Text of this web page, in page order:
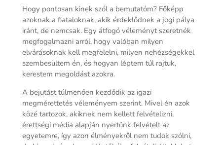
Hogy pontosan kinek szól a bemutatóm? Főképp
azoknak a fiataloknak, akik érdeklődnek a jogi pálya
iránt, de nemcsak. Egy átfogó véleményt szeretnék
megfogalmazni arról, hogy valóban milyen
elvárásoknak kell megfelelni, milyen nehézségekkel
szembesültem én, és hogyan léptem túl rajtuk,
kerestem megoldást azokra.
A bejutást túlmenően kezdődik az igazi
megmérettetés véleményem szerint. Mivel én azok
közé tartozok, akiknek nem kellett felvételizni,
érettségi média alapján nyertünk felvételt az
egyetemre, így azon élményekről nem tudok szólni,